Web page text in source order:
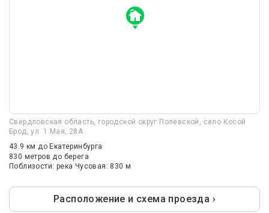
Свердловская область, городской округ Полевской, село Косой
Брод, ул. 1 Мая, 28А
43.9 кмдо Екатеринбурга
830 метров до берега
Поблизости: река Чусовая: 830 м
Расположение и схема проезда ›